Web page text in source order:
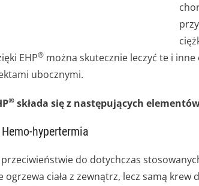
EHP® można skutecznie leczyć te i
ubocznymi.
® składa się z następujących
hypertermia
przeciwieństwie do dotychczas
ogrzewa ciała z zewnątrz, lecz samą krew